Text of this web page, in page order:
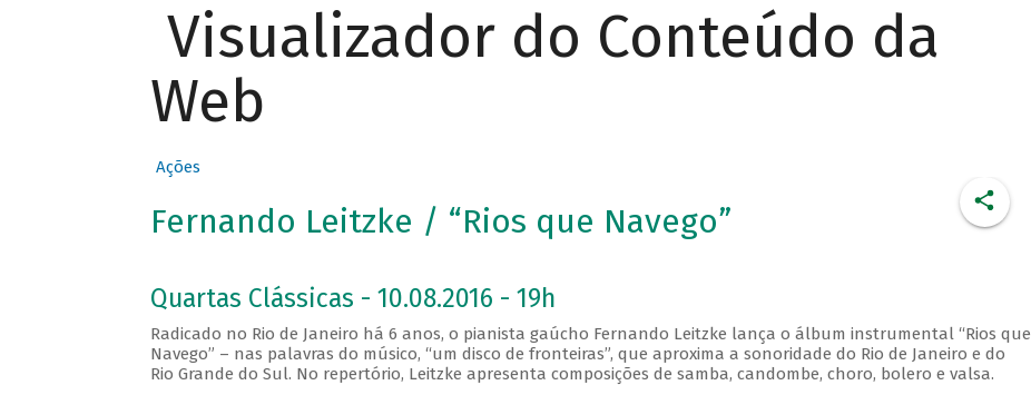
Visualizador do Conteúdo da
Web
Ações
Fernando Leitzke / “Rios que Navego”
Quartas Clássicas - 10.08.2016 - 19h
Radicado no Rio de Janeiro há 6 anos, o pianista gaúcho Fernando Leitzke lança o álbum instrumental “Rios que
Navego” – nas palavras do músico, “um disco de fronteiras”, que aproxima a sonoridade do Rio de Janeiro e do
Rio Grande do Sul. No repertório, Leitzke apresenta composições de samba, candombe, choro, bolero e valsa.